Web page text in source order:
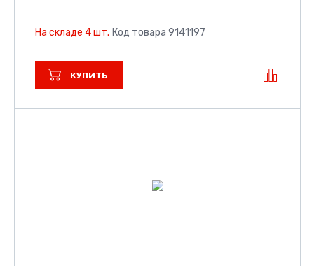
На складе 4 шт. Код товара 9141197
КУПИТЬ